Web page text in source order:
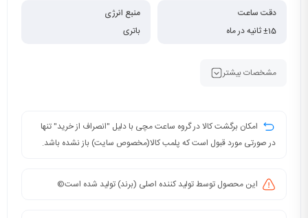
دقت ساعت
±15 ثانیه در ماه
منبع انرژی
باتری
مشخصات بیشتر
امکان برگشت کالا در گروه ساعت مچی با دلیل "انصراف از خرید" تنها
در صورتی مورد قبول است که پلمب کالا(مخصوص سایت) باز نشده باشد.
این محصول توسط تولید کننده اصلی (برند) تولید شده است©️